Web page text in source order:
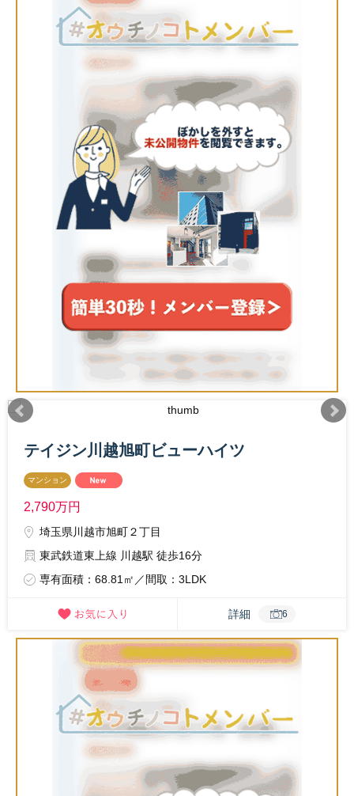
テイジン川越旭町ビューハイツ
マンション
2,790万円
埼玉県川越市旭町２丁目
東武鉄道東上線 川越駅 徒歩16分
専有面積：68.81㎡／間取：3LDK
詳細 6